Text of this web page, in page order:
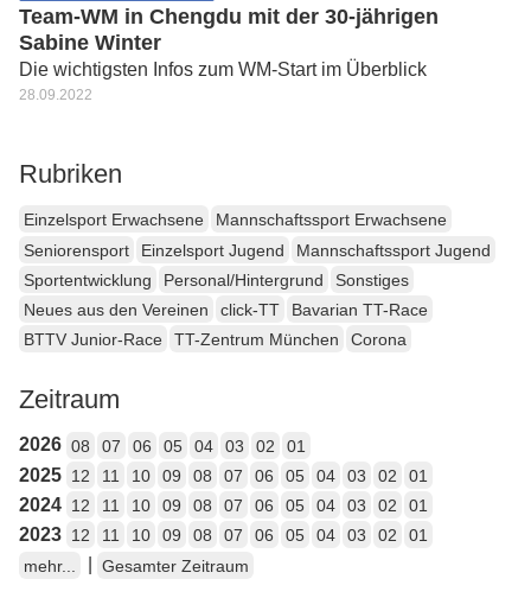
Team-WM in Chengdu mit der 30-jährigen
Sabine Winter
Die wichtigsten Infos zum WM-Start im Überblick
28.09.2022
Rubriken
Einzelsport Erwachsene
Mannschaftssport Erwachsene
Seniorensport
Einzelsport Jugend
Mannschaftssport Jugend
Sportentwicklung
Personal/Hintergrund
Sonstiges
Neues aus den Vereinen
click-TT
Bavarian TT-Race
BTTV Junior-Race
TT-Zentrum München Corona
Zeitraum
2026 08 07 06 05 04 03 02 01
2025 12 11 10 09 08 07 06 05 04 03 02 01
2024 12 11 10 09 08 07 06 05 04 03 02 01
2023 12 11 10 09 08 07 06 05 04 03 02
01
mehr...
Gesamter Zeitraum